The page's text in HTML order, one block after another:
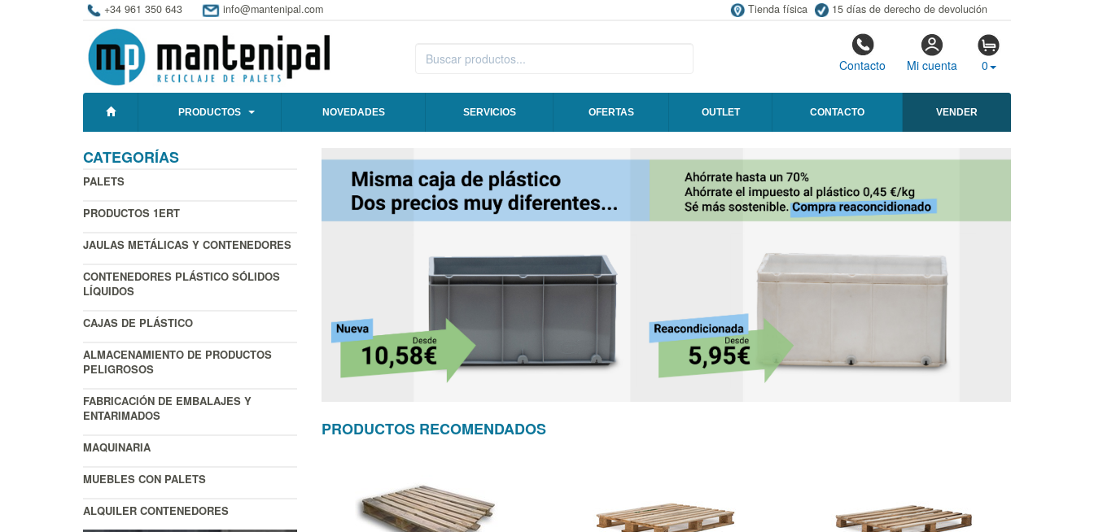
+34 961 350 643 info@mantenipal.com Tienda física 15 días de derecho de devolución
Contacto Mi cuenta 0
PRODUCTOS NOVEDADES SERVICIOS OFERTAS OUTLET CONTACTO VENDER
CATEGORÍAS
PALETS
PRODUCTOS 1ERT
JAULAS METÁLICAS Y CONTENEDORES
CONTENEDORES PLÁSTICO SÓLIDOS
LÍQUIDOS
CAJAS DE PLÁSTICO
ALMACENAMIENTO DE PRODUCTOS
PELIGROSOS
FABRICACIÓN DE EMBALAJES Y
ENTARIMADOS
MAQUINARIA
MUEBLES CON PALETS
ALQUILER CONTENEDORES
PRODUCTOS RECOMENDADOS